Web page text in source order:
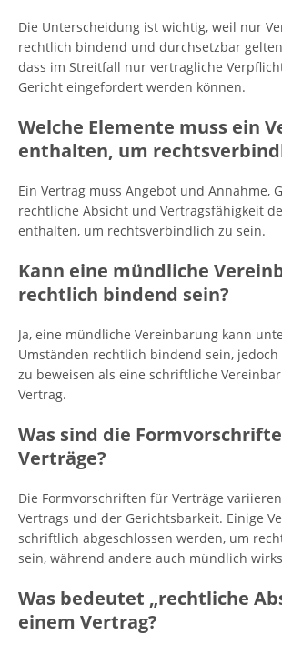
Die Unterscheidung ist wichtig, weil nur
rechtlich bindend und durchsetzbar
dass im Streitfall nur vertragliche
Gericht eingefordert werden können.
Welche Elemente muss ein
enthalten, um
Ein Vertrag muss Angebot und Annahme,
rechtliche Absicht und Vertragsfähigkeit
enthalten, um rechtsverbindlich zu sein.
Kann eine mündliche
rechtlich bindend sein?
Ja, eine mündliche Vereinbarung kann
Umständen rechtlich bindend sein,
zu beweisen als eine schriftliche
Vertrag.
Was sind die
Verträge?
Die Formvorschriften für Verträge
Vertrags und der Gerichtsbarkeit. Einige
schriftlich abgeschlossen werden, um
sein, während andere auch mündlich
Was bedeutet „rechtliche
einem Vertrag?